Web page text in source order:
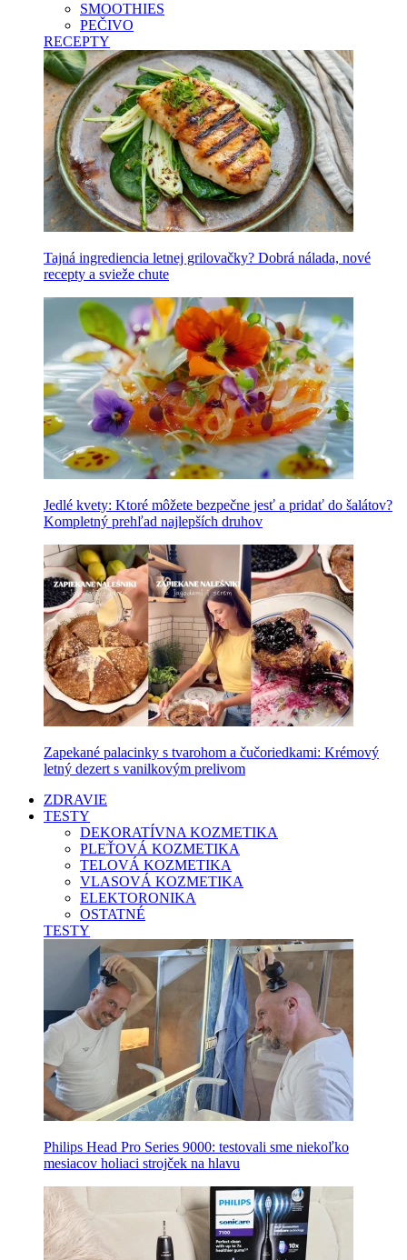
SMOOTHIES
PEČIVO
RECEPTY
Tajná ingrediencia letnej grilovačky? Dobrá nálada, nové
recepty a svieže chute
Jedlé kvety: Ktoré môžete bezpečne jesť a pridať do šalátov?
Kompletný prehľad najlepších druhov
Zapekané palacinky s tvarohom a čučoriedkami: Krémový
letný dezert s vanilkovým prelivom
ZDRAVIE
TESTY
DEKORATÍVNA KOZMETIKA
PLEŤOVÁ KOZMETIKA
TELOVÁ KOZMETIKA
VLASOVÁ KOZMETIKA
ELEKTORONIKA
OSTATNÉ
TESTY
Philips Head Pro Series 9000: testovali sme niekoľko
mesiacov holiaci strojček na hlavu